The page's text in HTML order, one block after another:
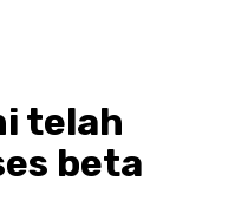
telah
beta